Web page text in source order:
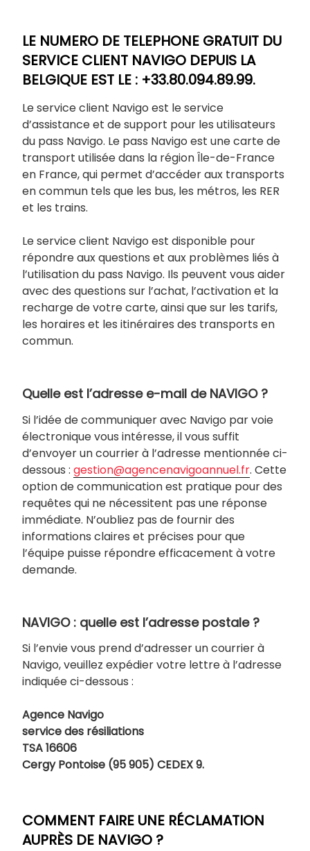
LE NUMERO DE TELEPHONE GRATUIT DU
SERVICE CLIENT NAVIGO DEPUIS LA
BELGIQUE EST LE : +33.80.094.89.99.
Le service client Navigo est le service
d’assistance et de support pour les utilisateurs
du pass Navigo. Le pass Navigo est une carte de
transport utilisée dans la région Île-de-France
en France, qui permet d’accéder aux transports
en commun tels que les bus, les métros, les RER
et les trains.
Le service client Navigo est disponible pour
répondre aux questions et aux problèmes liés à
l’utilisation du pass Navigo. Ils peuvent vous aider
avec des questions sur l’achat, l’activation et la
recharge de votre carte, ainsi que sur les tarifs,
les horaires et les itinéraires des transports en
commun.
Quelle est l’adresse e-mail de NAVIGO ?
Si l’idée de communiquer avec Navigo par voie
électronique vous intéresse, il vous suffit
d’envoyer un courrier à l’adresse mentionnée ci-
dessous : gestion@agencenavigoannuel.fr. Cette
option de communication est pratique pour des
requêtes qui ne nécessitent pas une réponse
immédiate. N’oubliez pas de fournir des
informations claires et précises pour que
l’équipe puisse répondre efficacement à votre
demande.
NAVIGO : quelle est l’adresse postale ?
Si l’envie vous prend d’adresser un courrier à
Navigo, veuillez expédier votre lettre à l’adresse
indiquée ci-dessous :
Agence Navigo
service des résiliations
TSA 16606
Cergy Pontoise (95 905) CEDEX 9.
COMMENT FAIRE UNE RÉCLAMATION
AUPRÈS DE NAVIGO ?